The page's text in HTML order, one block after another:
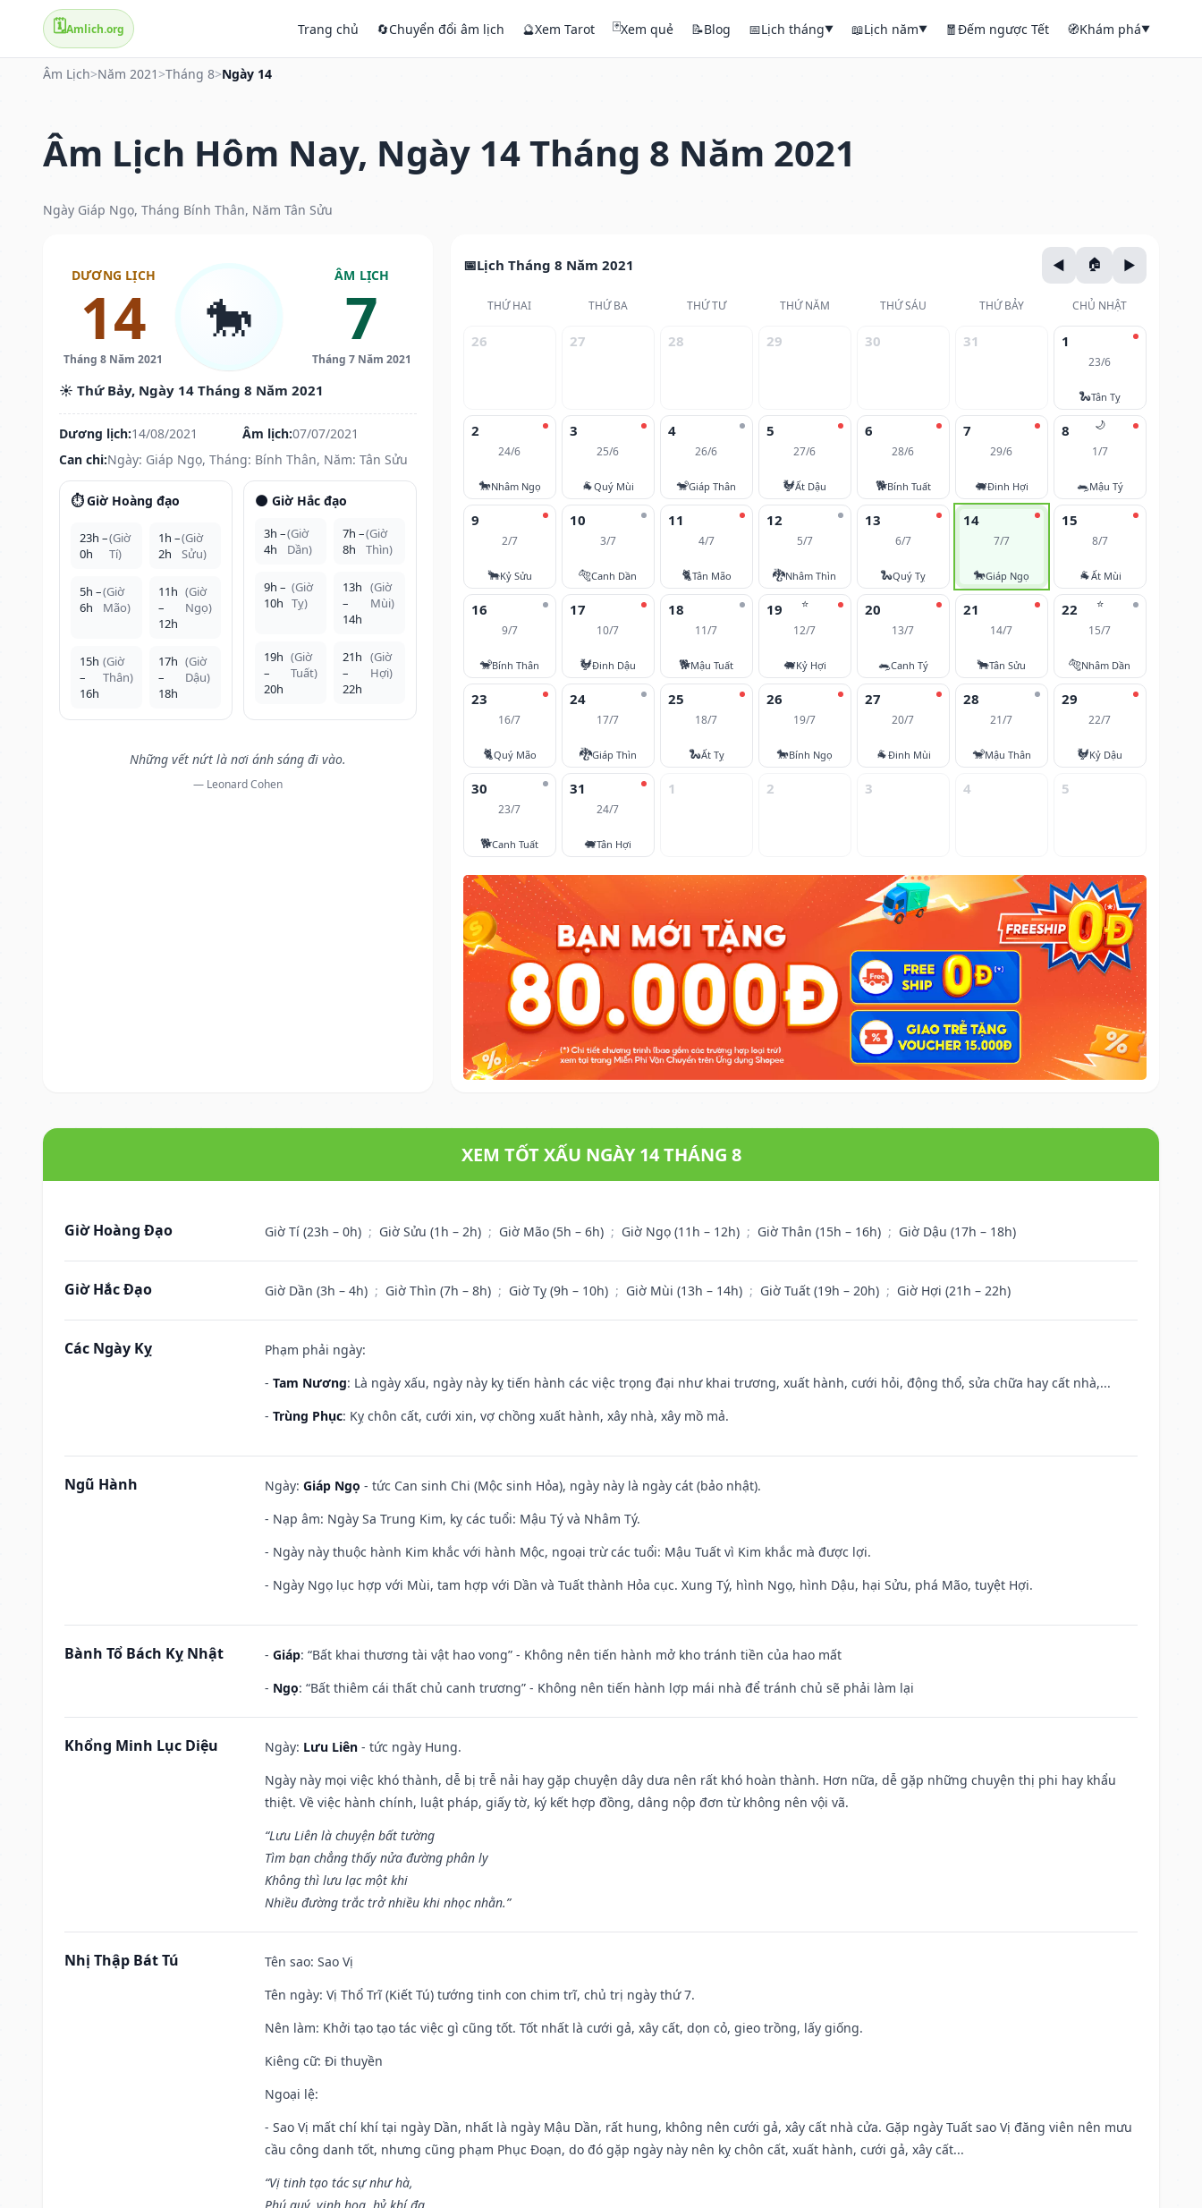
🗓️Amlich.org Trang chủ 🔄Chuyển đổi âm lịch 🔮Xem Tarot 🃏Xem quẻ 📝Blog 📅Lịch tháng▼ 📖Lịch năm▼ 🧧Đếm ngược Tết 🧭Khám phá▼
Âm Lịch>Năm 2021 >Tháng 8>Ngày 14
Âm Lịch Hôm Nay, Ngày 14 Tháng 8 Năm 2021
Ngày Giáp Ngọ, Tháng Bính Thân, Năm Tân Sửu
DƯƠNG LỊCH
14
Tháng 8 Năm 2021
🐎
ÂM LỊCH
7
Tháng 7 Năm 2021
☀️ Thứ Bảy, Ngày 14 Tháng 8 Năm 2021
Dương lịch:14/08/2021 Âm lịch:07/07/2021
Can chi:Ngày: Giáp Ngọ, Tháng: Bính Thân, Năm: Tân Sửu
⏱️ Giờ Hoàng đạo
23h –
0h
(Giờ
Tí)
1h –
2h
(Giờ
Sửu)
5h –
6h
(Giờ
Mão)
11h
–
12h
(Giờ
Ngọ)
15h
–
16h
(Giờ
Thân)
17h
–
18h
(Giờ
Dậu)
🌑 Giờ Hắc đạo
3h –
4h
(Giờ
Dần)
7h –
8h
(Giờ
Thìn)
9h –
10h
(Giờ
Tỵ)
13h
–
14h
(Giờ
Mùi)
19h
–
20h
(Giờ
Tuất)
21h
–
22h
(Giờ
Hợi)
Những vết nứt là nơi ánh sáng đi vào.
— Leonard Cohen
Lịch Tháng 8 Năm 2021
THỨ HAI THỨ BA THỨ TƯ THỨ NĂM THỨ SÁU THỨ BẢY CHỦ NHẬT
26 27 28 29 30 31 1
23/6
🐍Tân Tỵ
2
24/6
🐎Nhâm Ngọ
3
25/6
🐐Quý Mùi
4
26/6
🐒Giáp Thân
5
27/6
🐓Ất Dậu
6
28/6
🐕Bính Tuất
7
29/6
🐖Đinh Hợi
🌙
8
1/7
🐀Mậu Tý
9
2/7
🐂Kỷ Sửu
10
3/7
🐅Canh Dần
11
4/7
🐈Tân Mão
12
5/7
🐉Nhâm Thìn
13
6/7
🐍Quý Tỵ
14
7/7
🐎Giáp Ngọ
15
8/7
🐐Ất Mùi
16
9/7
🐒Bính Thân
17
10/7
🐓Đinh Dậu
18
11/7
🐕Mậu Tuất
⭐
19
12/7
🐖Kỷ Hợi
20
13/7
🐀Canh Tý
21
14/7
🐂Tân Sửu
⭐
22
15/7
🐅Nhâm Dần
23
16/7
🐈Quý Mão
24
17/7
🐉Giáp Thìn
25
18/7
🐍Ất Tỵ
26
19/7
🐎Bính Ngọ
27
20/7
🐐Đinh Mùi
28
21/7
🐒Mậu Thân
29
22/7
🐓Kỷ Dậu
30
23/7
🐕Canh Tuất
31
24/7
🐖Tân Hợi
1 2 3 4 5
XEM TỐT XẤU NGÀY 14 THÁNG 8
Giờ Hoàng Đạo Giờ Tí (23h – 0h) ; Giờ Sửu (1h – 2h) ; Giờ Mão (5h – 6h) ; Giờ Ngọ (11h – 12h) ; Giờ Thân (15h – 16h) ; Giờ Dậu (17h – 18h)
Giờ Hắc Đạo Giờ Dần (3h – 4h) ; Giờ Thìn (7h – 8h) ; Giờ Tỵ (9h – 10h) ; Giờ Mùi (13h – 14h) ; Giờ Tuất (19h – 20h) ; Giờ Hợi (21h – 22h)
Các Ngày Kỵ
Phạm phải ngày:
- Tam Nương: Là ngày xấu, ngày này kỵ tiến hành các việc trọng đại như khai trương, xuất hành, cưới hỏi, động thổ, sửa chữa hay cất nhà,...
- Trùng Phục: Kỵ chôn cất, cưới xin, vợ chồng xuất hành, xây nhà, xây mồ mả.
Ngũ Hành Ngày: Giáp Ngọ - tức Can sinh Chi (Mộc sinh Hỏa), ngày này là ngày cát (bảo nhật).
- Nạp âm: Ngày Sa Trung Kim, kỵ các tuổi: Mậu Tý và Nhâm Tý.
- Ngày này thuộc hành Kim khắc với hành Mộc, ngoại trừ các tuổi: Mậu Tuất vì Kim khắc mà được lợi.
- Ngày Ngọ lục hợp với Mùi, tam hợp với Dần và Tuất thành Hỏa cục. Xung Tý, hình Ngọ, hình Dậu, hại Sửu, phá Mão, tuyệt Hợi.
Bành Tổ Bách Kỵ Nhật - Giáp: “Bất khai thương tài vật hao vong” - Không nên tiến hành mở kho tránh tiền của hao mất
- Ngọ: “Bất thiêm cái thất chủ canh trương” - Không nên tiến hành lợp mái nhà để tránh chủ sẽ phải làm lại
Khổng Minh Lục Diệu Ngày: Lưu Liên - tức ngày Hung.
Ngày này mọi việc khó thành, dễ bị trễ nải hay gặp chuyện dây dưa nên rất khó hoàn thành. Hơn nữa, dễ gặp những chuyện thị phi hay khẩu
thiệt. Về việc hành chính, luật pháp, giấy tờ, ký kết hợp đồng, dâng nộp đơn từ không nên vội vã.
“Lưu Liên là chuyện bất tường
Tìm bạn chẳng thấy nửa đường phân ly
Không thì lưu lạc một khi
Nhiều đường trắc trở nhiều khi nhọc nhằn.”
Nhị Thập Bát Tú Tên sao: Sao Vị
Tên ngày: Vị Thổ Trĩ (Kiết Tú) tướng tinh con chim trĩ, chủ trị ngày thứ 7.
Nên làm: Khởi tạo tạo tác việc gì cũng tốt. Tốt nhất là cưới gả, xây cất, dọn cỏ, gieo trồng, lấy giống.
Kiêng cữ: Đi thuyền
Ngoại lệ:
- Sao Vị mất chí khí tại ngày Dần, nhất là ngày Mậu Dần, rất hung, không nên cưới gả, xây cất nhà cửa. Gặp ngày Tuất sao Vị đăng viên nên mưu
cầu công danh tốt, nhưng cũng phạm Phục Đoạn, do đó gặp ngày này nên kỵ chôn cất, xuất hành, cưới gả, xây cất...
“Vị tinh tạo tác sự như hà,